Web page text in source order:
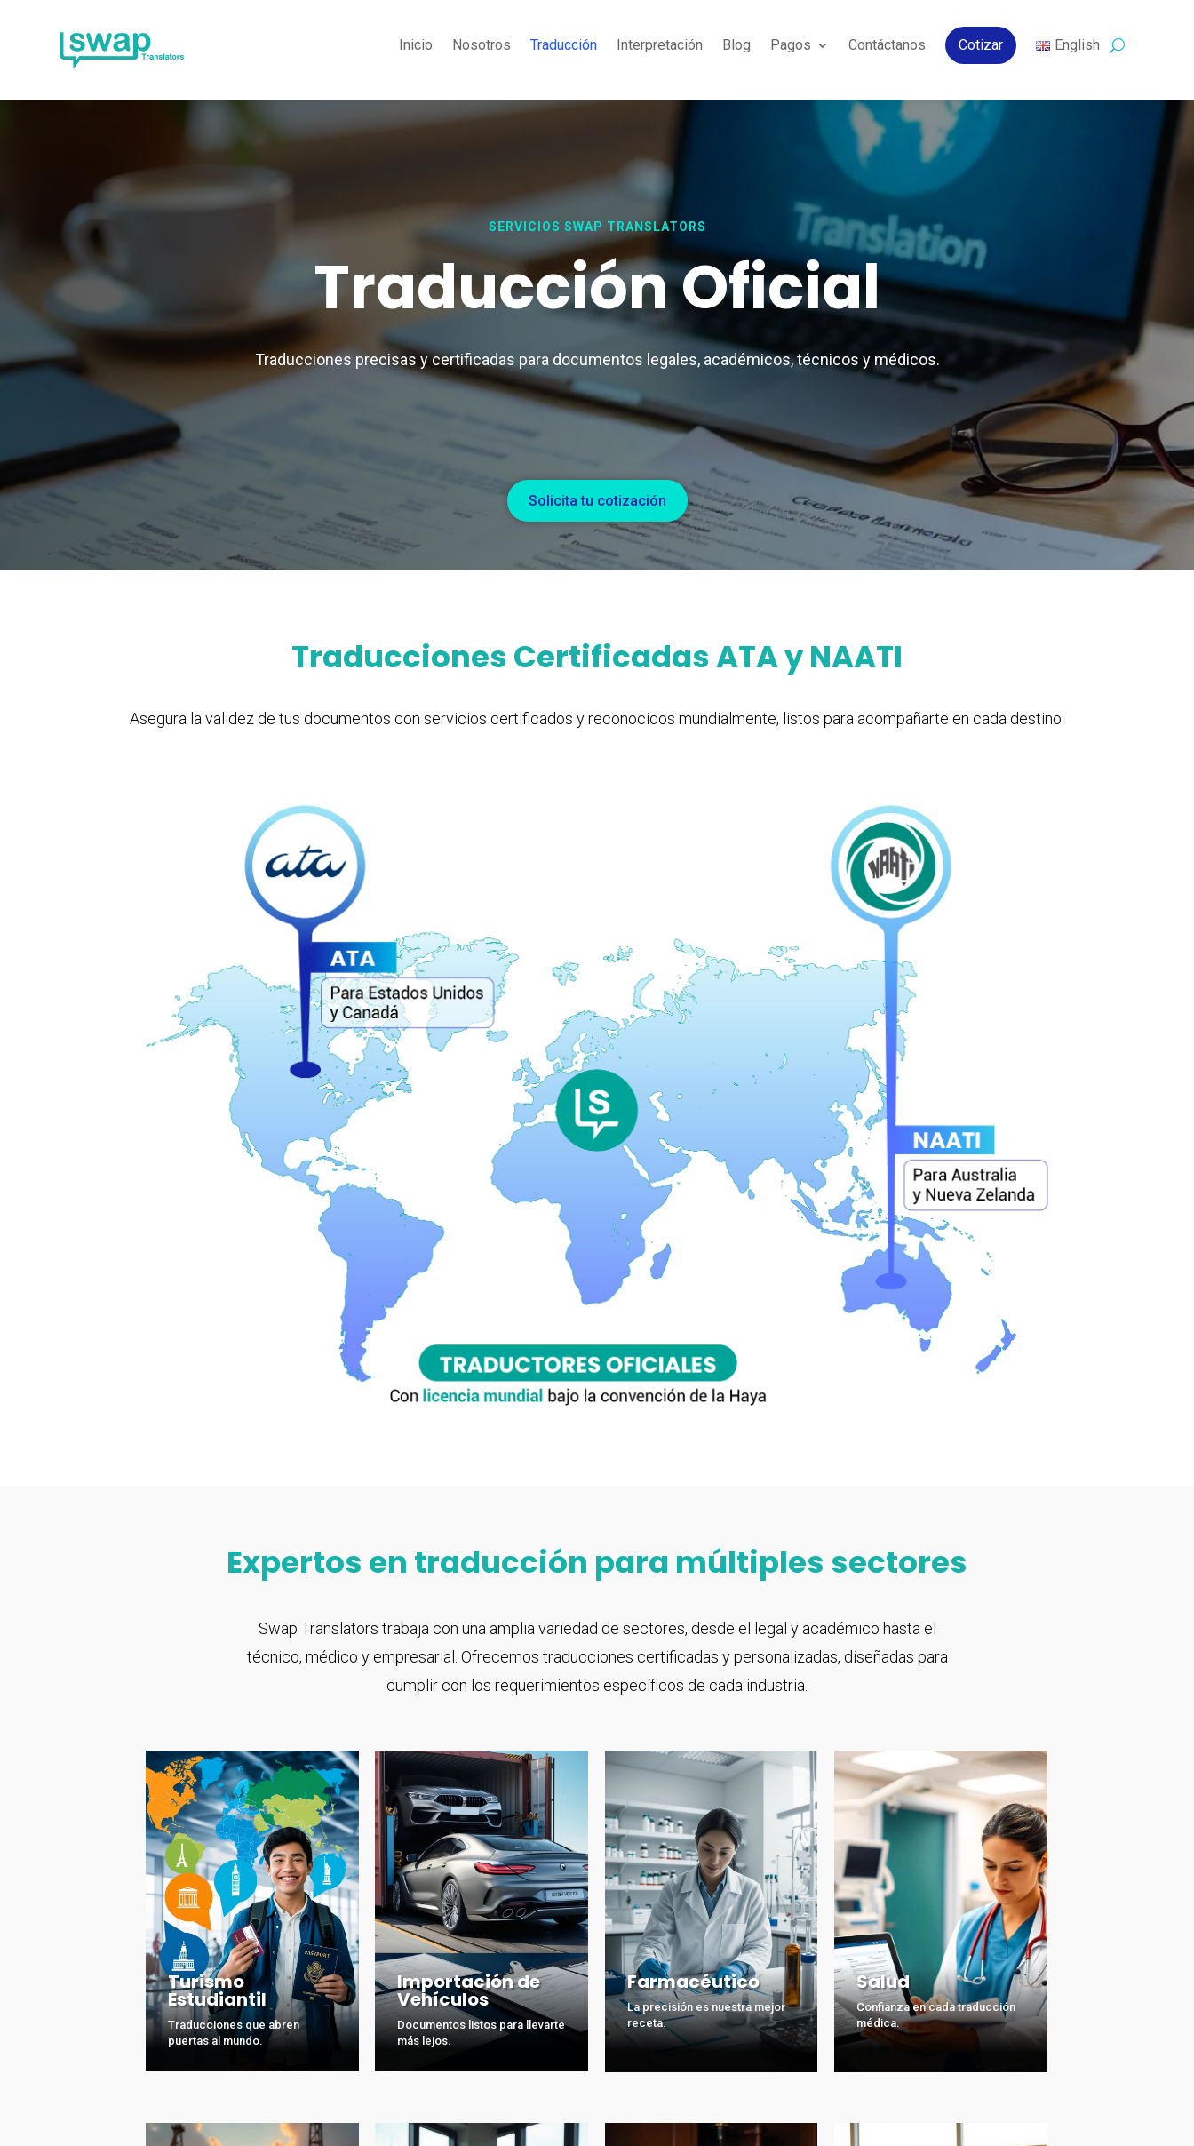
Inicio Nosotros Traducción Interpretación Blog Pagos Contáctanos Cotizar English
SERVICIOS SWAP TRANSLATORS
Traducción Oficial
Traducciones precisas y certificadas para documentos legales, académicos, técnicos y médicos.
Solicita tu cotización
Traducciones Certificadas ATA y NAATI
Asegura la validez de tus documentos con servicios certificados y reconocidos mundialmente, listos para acompañarte en cada destino.
Expertos en traducción para múltiples sectores
Swap Translators trabaja con una amplia variedad de sectores, desde el legal y académico hasta el
técnico, médico y empresarial. Ofrecemos traducciones certificadas y personalizadas, diseñadas para
cumplir con los requerimientos específicos de cada industria.
Turismo
Estudiantil
Traducciones que abren
puertas al mundo.
Importación de
Vehículos
Documentos listos para llevarte
más lejos.
Farmacéutico
La precisión es nuestra mejor
receta.
Salud
Confianza en cada traducción
médica.